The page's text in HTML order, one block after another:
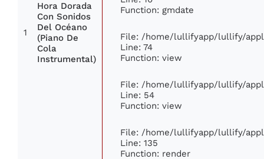
1
Hora Dorada
Con Sonidos
Del Océano
(Piano De
Cola
Instrumental)
Function: gmdate
File: /home/lullifyapp/lullify/
Line: 74
Function: view
File: /home/lullifyapp/lullify/
Line: 54
Function: view
File: /home/lullifyapp/lullify/
Line: 135
Function: render